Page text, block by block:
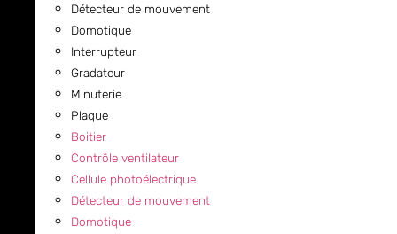
Détecteur de mouvement
Domotique
Interrupteur
Gradateur
Minuterie
Plaque
Boitier
Contrôle ventilateur
Cellule photoélectrique
Détecteur de mouvement
Domotique